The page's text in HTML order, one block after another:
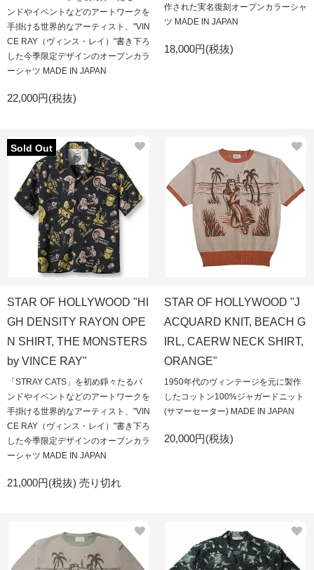
ンドやイベントなどのアートワークを
手掛ける世界的なアーティスト、"VIN
CE RAY（ヴィンス・レイ）"書き下ろ
した今季限定デザインのオープンカラ
ーシャツ MADE IN JAPAN
22,000円(税抜)
作された実名復刻オープンカラーシャ
ツ MADE IN JAPAN
18,000円(税抜)
Sold Out
STAR OF HOLLYWOOD "HI
GH DENSITY RAYON OPE
N SHIRT, THE MONSTERS
by VINCE RAY"
「STRAY CATS」を初め錚々たるバ
ンドやイベントなどのアートワークを
手掛ける世界的なアーティスト、"VIN
CE RAY（ヴィンス・レイ）"書き下ろ
した今季限定デザインのオープンカラ
ーシャツ MADE IN JAPAN
21,000円(税抜) 売り切れ
STAR OF HOLLYWOOD "J
ACQUARD KNIT, BEACH G
IRL, CAERW NECK SHIRT,
ORANGE"
1950年代のヴィンテージを元に製作
したコットン100%ジャガードニット
(サマーセーター) MADE IN JAPAN
20,000円(税抜)